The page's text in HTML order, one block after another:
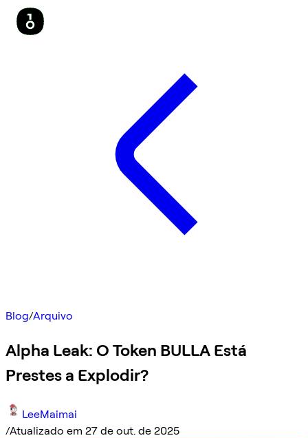
Blog/Arquivo
Alpha Leak: O Token BULLA Está
Prestes a Explodir?
LeeMaimai
/Atualizado em 27 de out. de 2025